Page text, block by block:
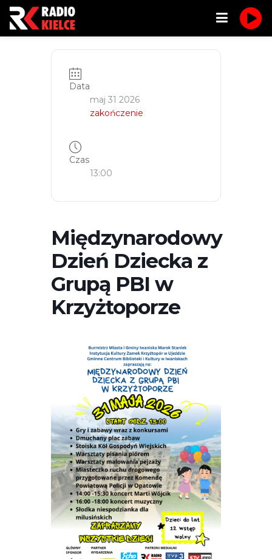
Data
maj 31 2026
zakończenie
Czas
13:00
Międzynarodowy
Dzień Dziecka z
Grupą PBI w
Krzyżtoporze